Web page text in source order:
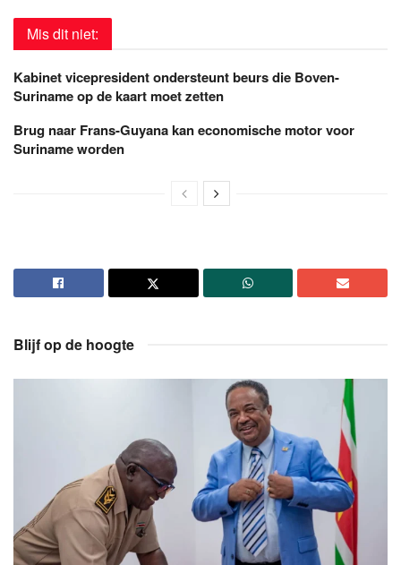
Mis dit niet:
Kabinet vicepresident ondersteunt beurs die Boven-
Suriname op de kaart moet zetten
Brug naar Frans-Guyana kan economische motor voor
Suriname worden
Blijf op de hoogte